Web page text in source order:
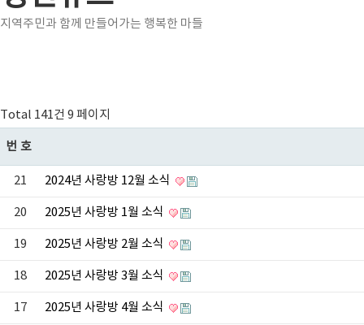
지역주민과 함께 만들어가는 행복한 마들
Total 141건 9 페이지
번호
21 2024년 사랑방 12월 소식
20 2025년 사랑방 1월 소식
19 2025년 사랑방 2월 소식
18 2025년 사랑방 3월 소식
17 2025년 사랑방 4월 소식